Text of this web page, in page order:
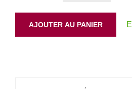
AJOUTER AU PANIER